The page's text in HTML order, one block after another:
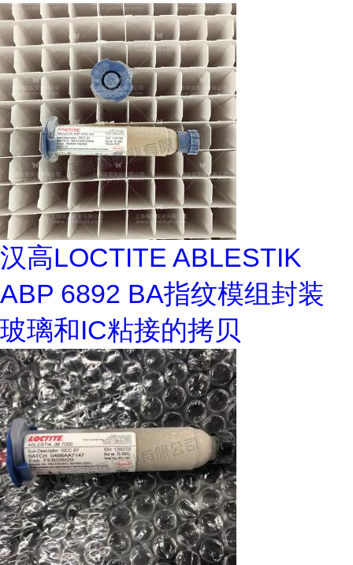
汉高LOCTITE ABLESTIK
ABP 6892 BA指纹模组封装
玻璃和IC粘接的拷贝